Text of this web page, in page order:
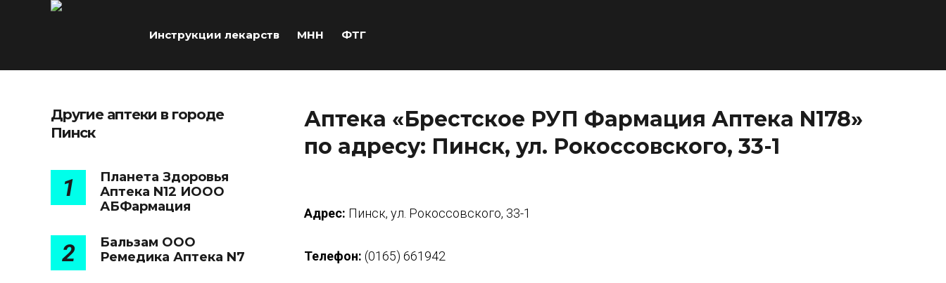
Инструкции лекарств МНН ФТГ
Аптека «Брестское РУП Фармация Аптека N178»
по адресу: Пинск, ул. Рокоссовского, 33-1
Адрес: Пинск, ул. Рокоссовского, 33-1
Телефон: (0165) 661942
Другие аптеки в городе
Пинск
1
Планета Здоровья
Аптека N12 ИООО
АБФармация
2
Бальзам ООО
Ремедика Аптека N7